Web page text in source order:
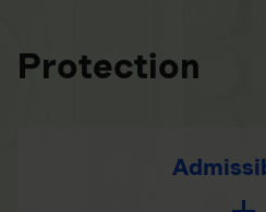
Protection